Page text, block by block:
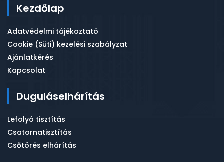
Kezdőlap
Adatvédelmi tájékoztató
Cookie (Süti) kezelési szabályzat
Ajánlatkérés
Kapcsolat
Duguláselhárítás
Lefolyó tisztítás
Csatornatisztítás
Csőtörés elhárítás